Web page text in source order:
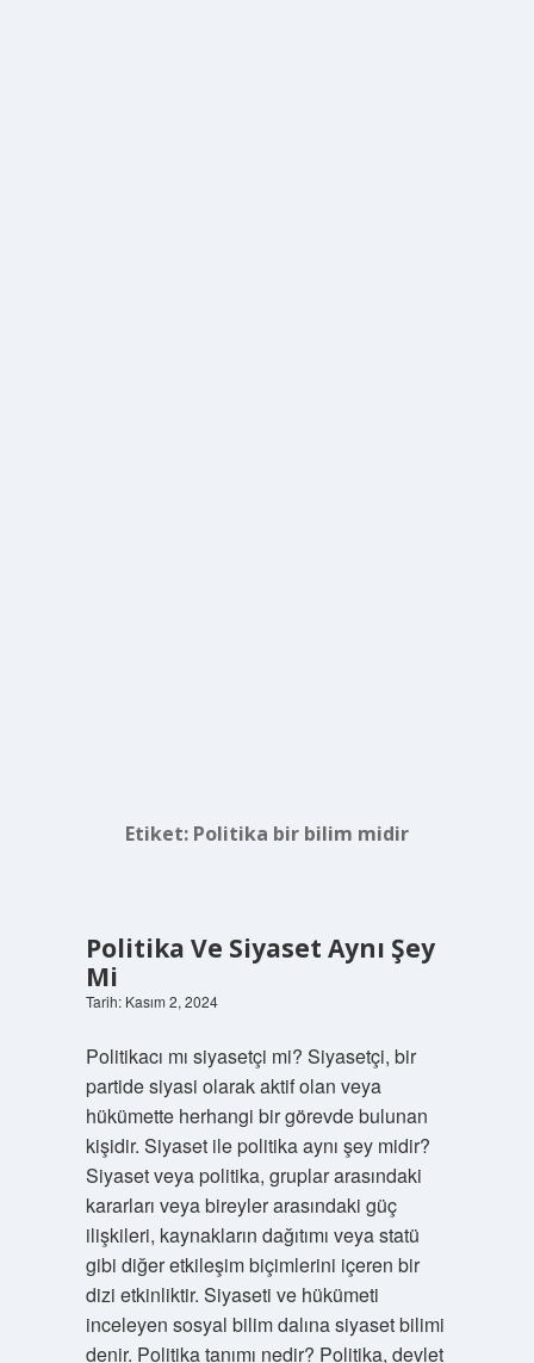
Etiket: Politika bir bilim midir
Politika Ve Siyaset Aynı Şey
Mi
Tarih: Kasım 2, 2024
Politikacı mı siyasetçi mi? Siyasetçi, bir
partide siyasi olarak aktif olan veya
hükümette herhangi bir görevde bulunan
kişidir. Siyaset ile politika aynı şey midir?
Siyaset veya politika, gruplar arasındaki
kararları veya bireyler arasındaki güç
ilişkileri, kaynakların dağıtımı veya statü
gibi diğer etkileşim biçimlerini içeren bir
dizi etkinliktir. Siyaseti ve hükümeti
inceleyen sosyal bilim dalına siyaset bilimi
denir. Politika tanımı nedir? Politika, devlet